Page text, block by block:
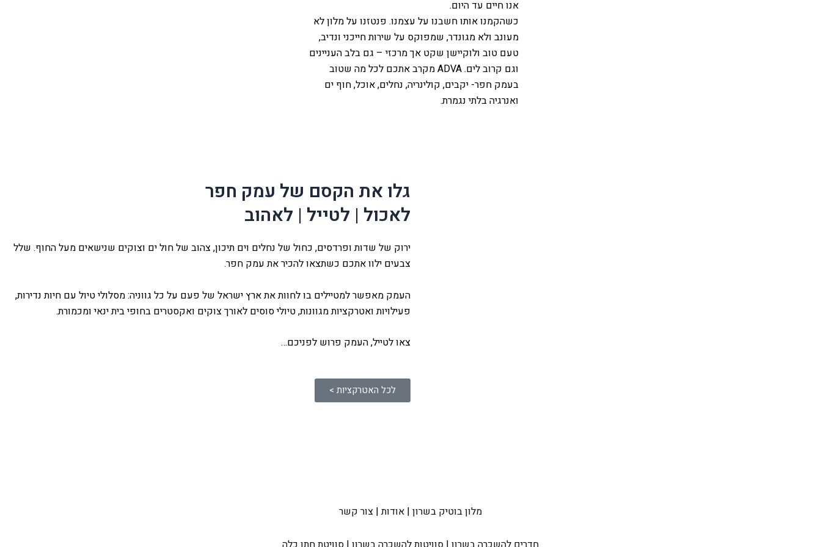
אנו חיים עד היום.
כשהקמנו אותו חשבנו על עצמנו. פנטזנו על מלון לא
מעונב ולא מגונדר, שמפוקס על שירות חייכני ונדיב,
טעם טוב ולוקיישן שקט אך מרכזי – גם בלב העניינים
וגם קרוב לים. ADVA מקרב אתכם לכל מה שטוב
בעמק חפר- יקבים, קולינריה, נחלים, אוכל, חוף ים
ואנרגיה בלתי נגמרת.
גלו את הקסם של עמק חפר
לאכול | לטייל | לאהוב
ירוק של שדות ופרדסים, כחול של נחלים וים תיכון, צהוב של חול ים וצוקים שנישאים מעל החוף. שלל
צבעים ילוו אתכם כשתצאו להכיר את עמק חפר.
העמק מאפשר למטיילים בו לחוות את ארץ ישראל של פעם על כל גווניה: מסלולי טיול עם חיות נדירות,
פעילויות ואטרקציות מגוונות, טיולי סוסים לאורך צוקים ואקסטרים בחופי בית ינאי ומכמורת.
צאו לטייל, העמק פרוש לפניכם…
לכל האטרקציות >
מלון בוטיק בשרון | אודות| צור קשר